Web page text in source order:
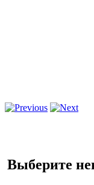
Выберите